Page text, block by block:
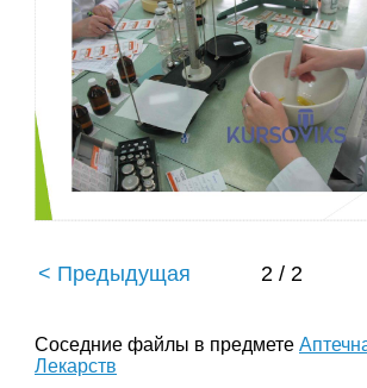
< Предыдущая 2 / 2
Соседние файлы в предмете
Лекарств